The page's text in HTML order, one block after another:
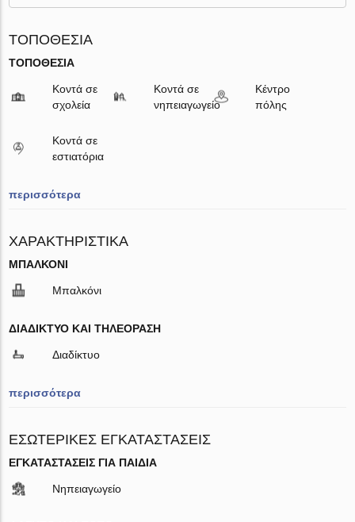
ΤΟΠΟΘΕΣΊΑ
ΤΟΠΟΘΕΣΊΑ
Κοντά σε
σχολεία
Κοντά σε
νηπειαγωγείο
Κέντρο
πόλης
Κοντά σε
εστιατόρια
περισσότερα
ΧΑΡΑΚΤΗΡΙΣΤΙΚΆ
ΜΠΑΛΚΌΝΙ
Μπαλκόνι
ΔΙΑΔΊΚΤΥΟ ΚΑΙ ΤΗΛΕΌΡΑΣΗ
Διαδίκτυο
περισσότερα
ΕΣΩΤΕΡΙΚΈΣ ΕΓΚΑΤΑΣΤΆΣΕΙΣ
ΕΓΚΑΤΑΣΤΆΣΕΙΣ ΓΙΑ ΠΑΙΔΙΆ
Νηπειαγωγείο